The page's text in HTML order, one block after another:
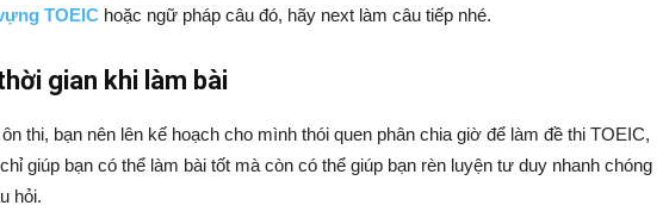
TOEIC hoặc ngữ pháp câu đó, hãy next làm câu tiếp nhé.
gian khi làm bài
thi, bạn nên lên kế hoạch cho mình thói quen phân chia giờ để làm đề thi TOEIC,
giúp bạn có thể làm bài tốt mà còn có thể giúp bạn rèn luyện tư duy nhanh chóng
hỏi.